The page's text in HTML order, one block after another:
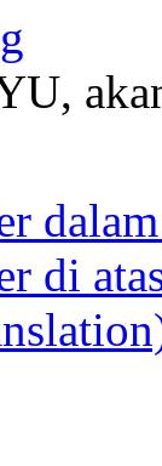
di